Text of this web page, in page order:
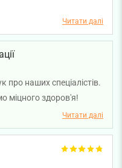
Читати далі
про наших спеціалістів.
міцного здоров'я!
Читати далі